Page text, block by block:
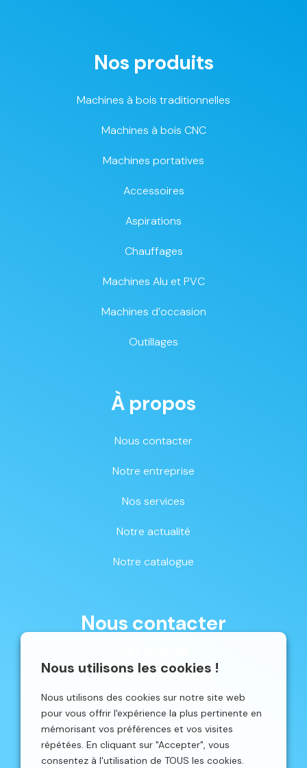
Nous utilisons les cookies !
Nous utilisons des cookies sur notre site web
pour vous offrir l'expérience la plus pertinente en
mémorisant vos préférences et vos visites
répétées. En cliquant sur "Accepter", vous
consentez à l'utilisation de TOUS les cookies.
Nos produits
Machines à bois traditionnelles
Machines à bois CNC
Machines portatives
Accessoires
Aspirations
Chauffages
Machines Alu et PVC
Machines d’occasion
Outillages
À propos
Nous contacter
Notre entreprise
Nos services
Notre actualité
Notre catalogue
Nous contacter
mschene@schene.be
Avenue du Parc 16 | 4650 CHAINEUX